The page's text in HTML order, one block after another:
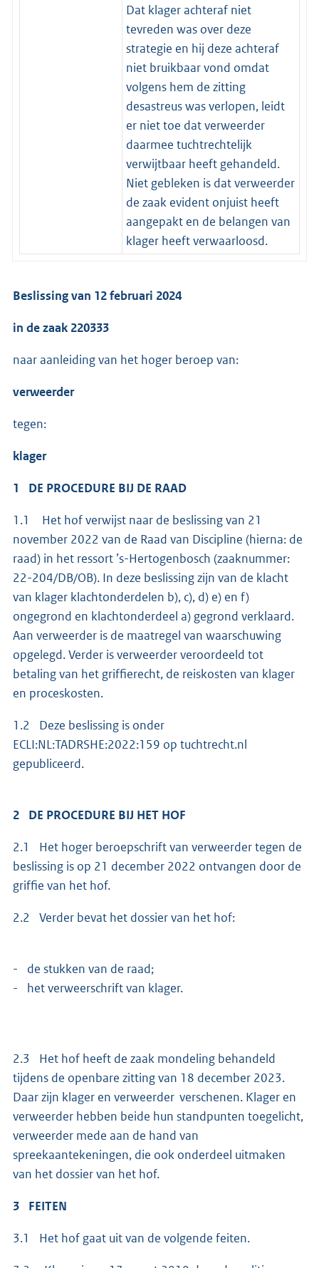
Dat klager achteraf niet
tevreden was over deze
strategie en hij deze achteraf
niet bruikbaar vond omdat
volgens hem de zitting
desastreus was verlopen, leidt
er niet toe dat verweerder
daarmee tuchtrechtelijk
verwijtbaar heeft gehandeld.
Niet gebleken is dat verweerder
de zaak evident onjuist heeft
aangepakt en de belangen van
klager heeft verwaarloosd.
Beslissing van 12 februari 2024
in de zaak 220333
naar aanleiding van het hoger beroep van:
verweerder
tegen:
klager
1 DE PROCEDURE BIJ DE RAAD
1.1 Het hof verwijst naar de beslissing van 21
november 2022 van de Raad van Discipline (hierna: de
raad) in het ressort ’s-Hertogenbosch (zaaknummer:
22-204/DB/OB). In deze beslissing zijn van de klacht
van klager klachtonderdelen b), c), d) e) en f)
ongegrond en klachtonderdeel a) gegrond verklaard.
Aan verweerder is de maatregel van waarschuwing
opgelegd. Verder is verweerder veroordeeld tot
betaling van het griffierecht, de reiskosten van klager
en proceskosten.
1.2 Deze beslissing is onder
ECLI:NL:TADRSHE:2022:159 op tuchtrecht.nl
gepubliceerd.
2 DE PROCEDURE BIJ HET HOF
2.1 Het hoger beroepschrift van verweerder tegen de
beslissing is op 21 december 2022 ontvangen door de
griffie van het hof.
2.2 Verder bevat het dossier van het hof:
- de stukken van de raad;
- het verweerschrift van klager.
2.3 Het hof heeft de zaak mondeling behandeld
tijdens de openbare zitting van 18 december 2023.
Daar zijn klager en verweerder verschenen. Klager en
verweerder hebben beide hun standpunten toegelicht,
verweerder mede aan de hand van
spreekaantekeningen, die ook onderdeel uitmaken
van het dossier van het hof.
3 FEITEN
3.1 Het hof gaat uit van de volgende feiten.